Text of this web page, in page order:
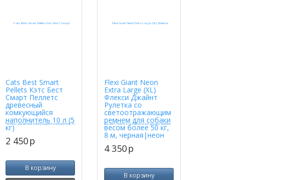
Cats Best Smart
Pellets Кэтс Бест
Смарт Пеллетс
древесный
комкующийся
наполнитель 10 л (5
кг)
2 450p
В корзину
Flexi Giant Neon
Extra Large (XL)
Флекси Джайнт
Рулетка со
светоотражающим
ремнем для собаки
весом более 50 кг,
8 м, черная|неон
4 350p
В корзину